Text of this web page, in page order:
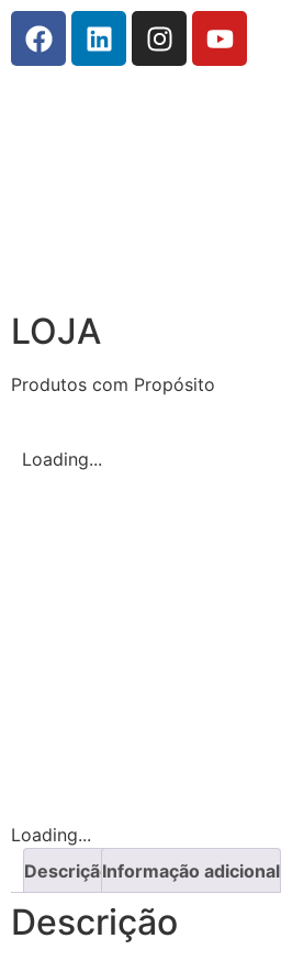
LOJA
Produtos com Propósito
Loading...
Loading...
DescriçãoInformação adicional
Descrição